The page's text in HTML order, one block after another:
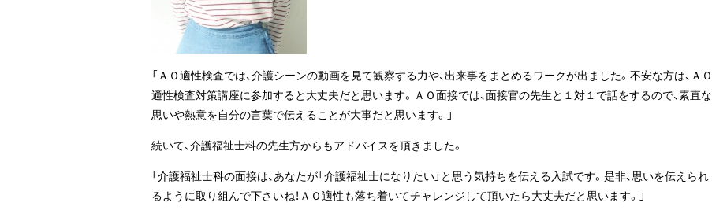
「ＡＯ適性検査では、介護シーンの動画を見て観察する力や、出来事をまとめるワークが出ました。不安な方は、ＡＯ
適性検査対策講座に参加すると大丈夫だと思います。ＡＯ面接では、面接官の先生と１対１で話をするので、素直な
思いや熱意を自分の言葉で伝えることが大事だと思います。」
続いて、介護福祉士科の先生方からもアドバイスを頂きました。
「介護福祉士科の面接は、あなたが「介護福祉士になりたい」と思う気持ちを伝える入試です。是非、思いを伝えられ
るように取り組んで下さいね！ＡＯ適性も落ち着いてチャレンジして頂いたら大丈夫だと思います。」